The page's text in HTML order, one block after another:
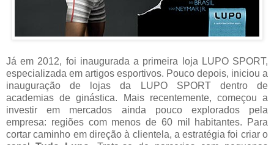
Já em 2012, foi inaugurada a primeira loja LUPO SPORT,
especializada em artigos esportivos. Pouco depois, iniciou a
inauguração de lojas da LUPO SPORT dentro de
academias de ginástica. Mais recentemente, começou a
investir em mercados ainda pouco explorados pela
empresa: regiões com menos de 60 mil habitantes. Para
cortar caminho em direção à clientela, a estratégia foi criar o